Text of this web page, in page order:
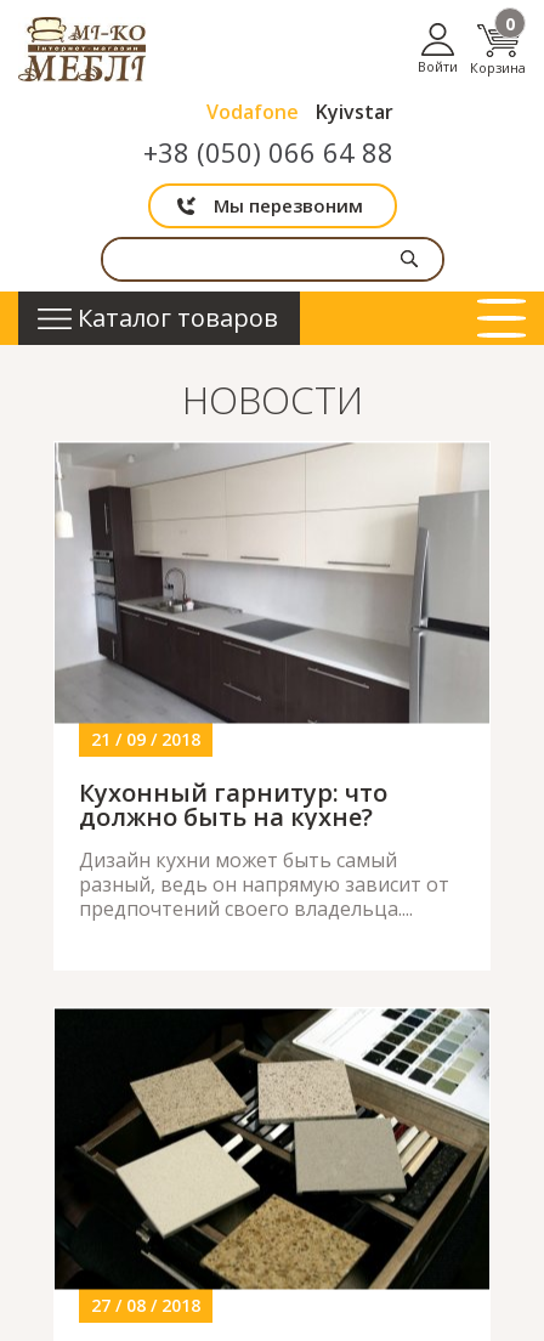
Vodafone Kyivstar
+38 (050) 066 64 88
Мы перезвоним
Войти Корзина
0
Каталог товаров
НОВОСТИ
21 / 09 / 2018
Кухонный гарнитур: что
должно быть на кухне?
Дизайн кухни может быть самый
разный, ведь он напрямую зависит от
предпочтений своего владельца....
27 / 08 / 2018